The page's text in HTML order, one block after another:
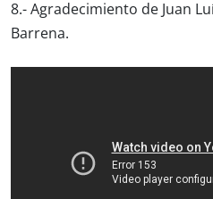
8.- Agradecimiento de Juan
Barrena.